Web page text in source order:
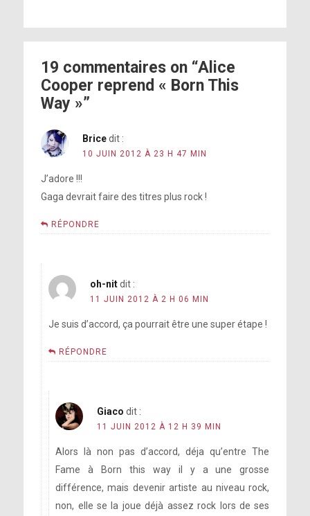
19 commentaires on “Alice
Cooper reprend « Born This
Way »”
Brice dit :
10 JUIN 2012 À 23 H 47 MIN
J’adore !!!
Gaga devrait faire des titres plus rock !
RÉPONDRE
oh-nit dit :
11 JUIN 2012 À 2 H 06 MIN
Je suis d’accord, ça pourrait être une super étape !
RÉPONDRE
Giaco dit :
11 JUIN 2012 À 12 H 39 MIN
Alors là non pas d’accord, déja qu’entre The
Fame à Born this way il y a une grosse
différence, mais devenir artiste au niveau rock,
non, elle se la joue déjà assez rock lors de ses